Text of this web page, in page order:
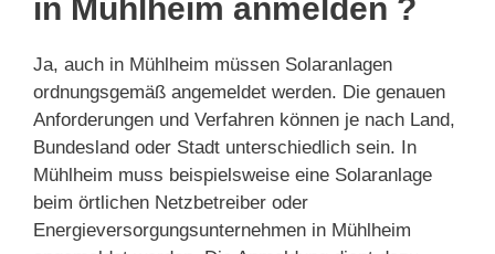
in Mühlheim anmelden ?
Ja, auch in Mühlheim müssen Solaranlagen
ordnungsgemäß angemeldet werden. Die genauen
Anforderungen und Verfahren können je nach Land,
Bundesland oder Stadt unterschiedlich sein. In
Mühlheim muss beispielsweise eine Solaranlage
beim örtlichen Netzbetreiber oder
Energieversorgungsunternehmen in Mühlheim